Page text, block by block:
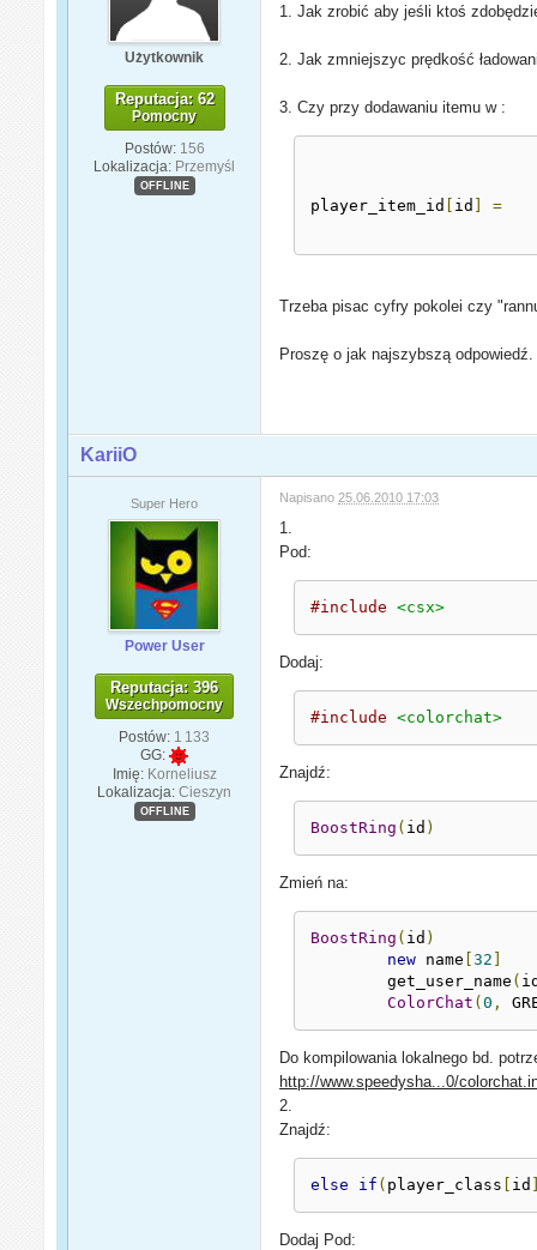
Użytkownik
Reputacja: 62
Pomocny
Postów: 156
Lokalizacja: Przemyśl
OFFLINE
1. Jak zrobić aby jeśli ktoś
2. Jak zmniejszyc prędkość
3. Czy przy dodawaniu itemu w :
player_item_id [ id ] =
Trzeba pisac cyfry pokolei czy
Proszę o jak najszybszą odpowiedź.
KariiO
Super Hero
Power User
Reputacja: 396
Wszechpomocny
Postów: 1 133
GG:
Imię: Korneliusz
Lokalizacja: Cieszyn
OFFLINE
Napisano 25.06.2010 17:03
1.
Pod:
#include <csx>
Dodaj:
#include <colorchat>
Znajdź:
BoostRing ( id )
Zmień na:
BoostRing ( id )
new name [32 ]
        get_user_name
( id
ColorChat (0 ,
Do kompilowania lokalnego bd.
http://www.speedysha...0/
2.
Znajdź:
else if ( player_class [ id ]
Dodaj Pod: